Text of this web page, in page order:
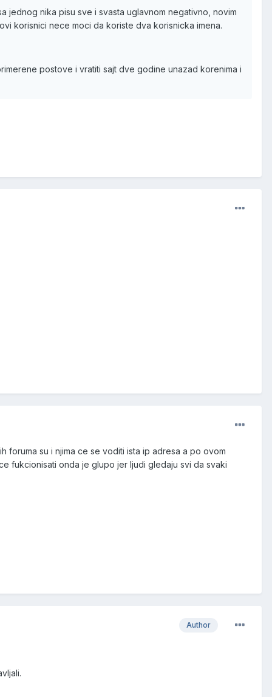
jednog nika pisu sve i svasta uglavnom negativno, novim
korisnici nece moci da koriste dva korisnicka imena.
postove i vratiti sajt dve godine unazad korenima i
foruma su i njima ce se voditi ista ip adresa a po ovom
fukcionisati onda je glupo jer ljudi gledaju svi da svaki
Author